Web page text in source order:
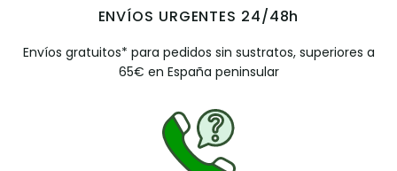
ENVÍOS URGENTES 24/48h
Envíos gratuitos* para pedidos sin sustratos, superiores a
65€ en España peninsular